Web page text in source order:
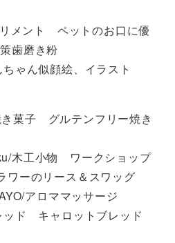
メント ペットのお口に優
歯磨き粉
ゃん似顔絵、イラスト
き菓子 グルテンフリー焼き
木工小物 ワークショップ
ワーのリース＆スワッグ
アロママッサージ
ッド キャロットブレッド